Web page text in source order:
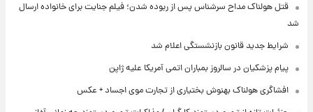
قتل هولناک مداح سرشناس پس از ربوده شدن؛ فیلم جنایت برای خانواده ارسال
شد
شرایط جدید قانون بازنشستگی اعلام شد
پیام پزشکیان در سالروز بمباران اتمی آمریکا علیه ژاپن
افشاگری هولناک بهنوش بختیاری از تجارت موی اجساد + عکس